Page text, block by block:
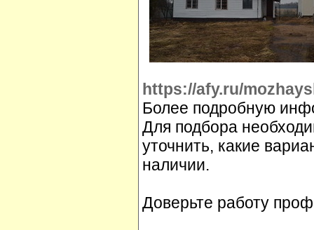
https://afy.ru/
Более подробную
Для подбора
уточнить, какие
наличии.
Доверьте работу